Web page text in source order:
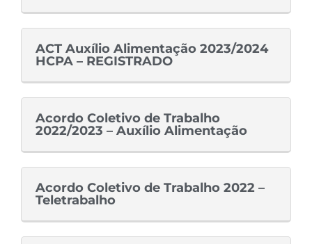
ACT Auxílio Alimentação 2023/2024
HCPA – REGISTRADO
Acordo Coletivo de Trabalho
2022/2023 – Auxílio Alimentação
Acordo Coletivo de Trabalho 2022 –
Teletrabalho